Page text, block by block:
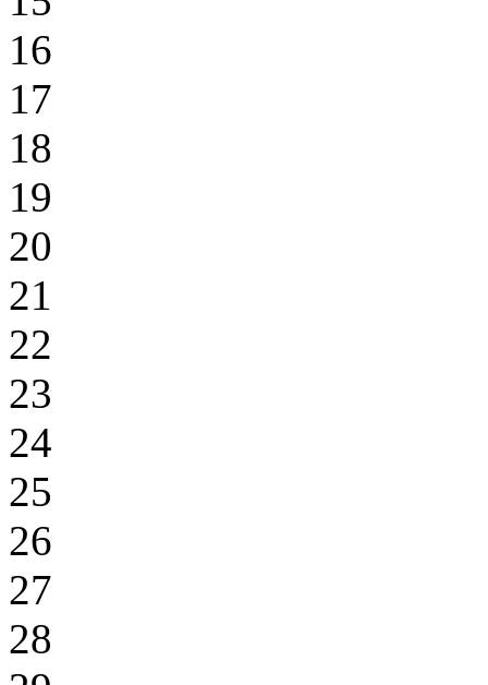
16
17
18
19
20
21
22
23
24
25
26
27
28